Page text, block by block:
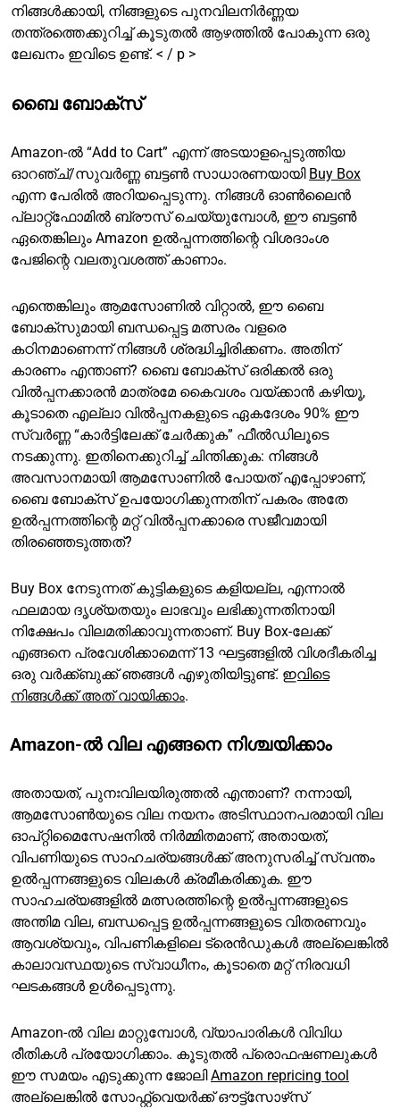
നിങ്ങൾക്കായി, നിങ്ങളുടെ പുനവിലനിർണ്ണയ
തന്ത്രത്തെക്കുറിച്ച് കൂടുതൽ ആഴത്തിൽ പോകുന്ന ഒരു
ലേഖനം ഇവിടെ ഉണ്ട്. < / p >
ബൈ ബോക്സ്
Amazon-ൽ “Add to Cart” എന്ന് അടയാളപ്പെടുത്തിയ
ഓറഞ്ച്/സുവർണ്ണ ബട്ടൺ സാധാരണയായി Buy Box
എന്ന പേരിൽ അറിയപ്പെടുന്നു. നിങ്ങൾ ഓൺലൈൻ
പ്ലാറ്റ്ഫോമിൽ ബ്രൗസ് ചെയ്യുമ്പോൾ, ഈ ബട്ടൺ
ഏതെങ്കിലും Amazon ഉൽപ്പന്നത്തിന്റെ വിശദാംശ
പേജിന്റെ വലതുവശത്ത് കാണാം.
എന്തെങ്കിലും ആമസോണിൽ വിറ്റാൽ, ഈ ബൈ
ബോക്സുമായി ബന്ധപ്പെട്ട മത്സരം വളരെ
കഠിനമാണെന്ന് നിങ്ങൾ ശ്രദ്ധിച്ചിരിക്കണം. അതിന്
കാരണം എന്താണ്? ബൈ ബോക്സ് ഒരിക്കൽ ഒരു
വിൽപ്പനക്കാരൻ മാത്രമേ കൈവശം വയ്ക്കാൻ കഴിയൂ,
കൂടാതെ എല്ലാ വിൽപ്പനകളുടെ ഏകദേശം 90% ഈ
സ്വർണ്ണ “കാർട്ടിലേക്ക് ചേർക്കുക” ഫീൽഡിലൂടെ
നടക്കുന്നു. ഇതിനെക്കുറിച്ച് ചിന്തിക്കുക: നിങ്ങൾ
അവസാനമായി ആമസോണിൽ പോയത് എപ്പോഴാണ്,
ബൈ ബോക്സ് ഉപയോഗിക്കുന്നതിന് പകരം അതേ
ഉൽപ്പന്നത്തിന്റെ മറ്റ് വിൽപ്പനക്കാരെ സജീവമായി
തിരഞ്ഞെടുത്തത്?
Buy Box നേടുന്നത് കുട്ടികളുടെ കളിയല്ല, എന്നാൽ
ഫലമായ ദൃശ്യതയും ലാഭവും ലഭിക്കുന്നതിനായി
നിക്ഷേപം വിലമതിക്കാവുന്നതാണ്. Buy Box-ലേക്ക്
എങ്ങനെ പ്രവേശിക്കാമെന്ന് 13 ഘട്ടങ്ങളിൽ വിശദീകരിച്ച
ഒരു വർക്ക്‌ബുക്ക് ഞങ്ങൾ എഴുതിയിട്ടുണ്ട്. ഇവിടെ
നിങ്ങൾക്ക് അത് വായിക്കാം.
Amazon-ൽ വില എങ്ങനെ നിശ്ചയിക്കാം
അതായത്, പുനഃവിലയിരുത്തൽ എന്താണ്? നന്നായി,
ആമസോൺയുടെ വില നയനം അടിസ്ഥാനപരമായി വില
ഓപ്റ്റിമൈസേഷനിൽ നിർമ്മിതമാണ്, അതായത്,
വിപണിയുടെ സാഹചര്യങ്ങൾക്ക് അനുസരിച്ച് സ്വന്തം
ഉൽപ്പന്നങ്ങളുടെ വിലകൾ ക്രമീകരിക്കുക. ഈ
സാഹചര്യങ്ങളിൽ മത്സരത്തിന്റെ ഉൽപ്പന്നങ്ങളുടെ
അന്തിമ വില, ബന്ധപ്പെട്ട ഉൽപ്പന്നങ്ങളുടെ വിതരണവും
ആവശ്യവും, വിപണികളിലെ ട്രെൻഡുകൾ അല്ലെങ്കിൽ
കാലാവസ്ഥയുടെ സ്വാധീനം, കൂടാതെ മറ്റ് നിരവധി
ഘടകങ്ങൾ ഉൾപ്പെടുന്നു.
Amazon-ൽ വില മാറ്റുമ്പോൾ, വ്യാപാരികൾ വിവിധ
രീതികൾ പ്രയോഗിക്കാം. കൂടുതൽ പ്രൊഫഷണലുകൾ
ഈ സമയം എടുക്കുന്ന ജോലിAmazon repricing tool
അല്ലെങ്കിൽ സോഫ്റ്റ്‌വെയർക്ക് ഔട്ട്‌സോഴ്‌സ്